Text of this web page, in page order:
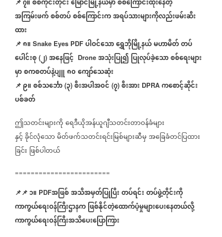
📌၇။စစ်ကိုင်းတိုင်းမြောင်မြို့နယ်မှာစစ်ကြောင်းထိုးနေတဲ့
အကြမ်းဖက်စစ်တပ်စစ်ကြောင်းကအရပ်သားများကိုလည်းဖမ်းဆီး
ထား
📌၈။ Snake Eyes PDF ပါဝင်သောရွှေဘိုမြို့နယ်မဟာမိတ်တပ်
ပေါင်းစု (၂) အနေဖြင့် Drone အသုံးပြု၍ပြုလုပ်ခဲ့သောစစ်ရေးများ
မှာစကစတပ်နဲ့ပျူ၈၀ကျော်သေဆုံး
📌၉။စစ်သင်္ဘော (၃) စီးအပါအ၀င် (၇) စီးအား DPRA ကစောင့်ဆိုင်း
ပစ်ခတ်
ဤသတင်းများကိုရေဒီယိုအန်ယူဂျီသတင်းတာဝန်ခံများ
နှင့်ခိုင်လုံသောမိတ်ဖက်သတင်းရင်းမြစ်များဆီမှအခြေခံတင်ပြထား
ခြင်း ဖြစ်ပါတယ်
========================
📌📌၁။ PDFအဖြစ်အသိအမှတ်ပြုပြီးတပ်ရင်းတပ်ဖွဲ့တိုင်းကို
ကာကွယ်ရေးဝန်ကြီးဌာနကဖြစ်နိုင်တဲ့ထောက်ပံ့မှုများပေးနေတယ်လို့
ကာကွယ်ရေးဝန်ကြီးအသိပေးပြောကြား